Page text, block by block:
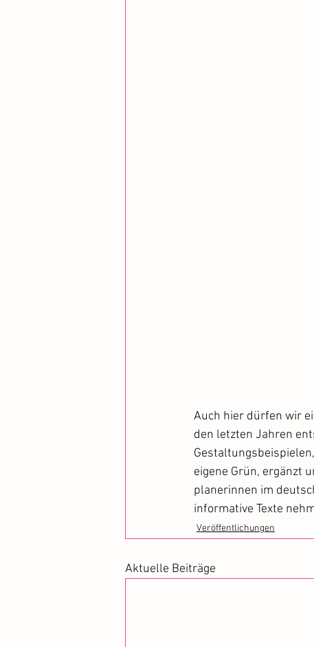
Auch hier dürfen wir
den letzten Jahren
eigene Grün, ergänzt
planerinnen im
informative Texte
Veröffentlichungen
Aktuelle Beiträge